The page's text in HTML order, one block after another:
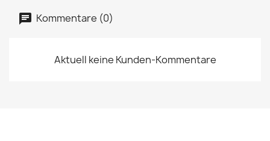
Kommentare (0)
Aktuell keine Kunden-Kommentare